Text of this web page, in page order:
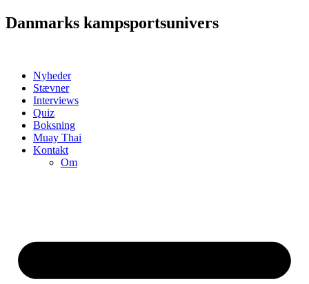
Videre
til
Danmarks kampsportsunivers
Nyheder
Stævner
Interviews
Quiz
Boksning
Muay Thai
Kontakt
Om